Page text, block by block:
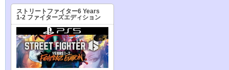
ストリートファイター6 Years
1-2 ファイターズエディション